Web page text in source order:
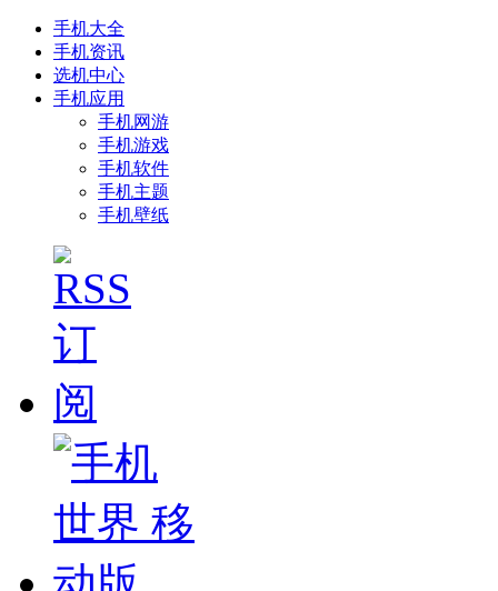
手机大全
手机资讯
选机中心
手机应用
手机网游
手机游戏
手机软件
手机主题
手机壁纸